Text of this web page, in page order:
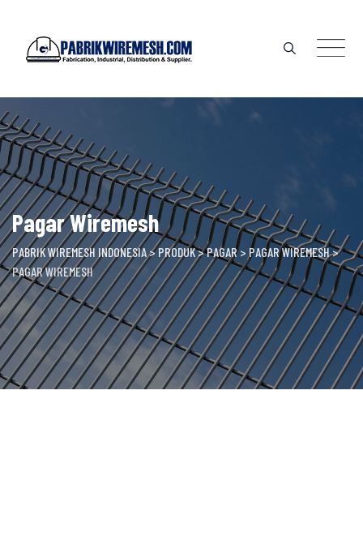
content
Pagar Wiremesh
PABRIK WIREMESH INDONESIA>PRODUK>PAGAR> PAGAR WIREMESH>
PAGAR WIREMESH